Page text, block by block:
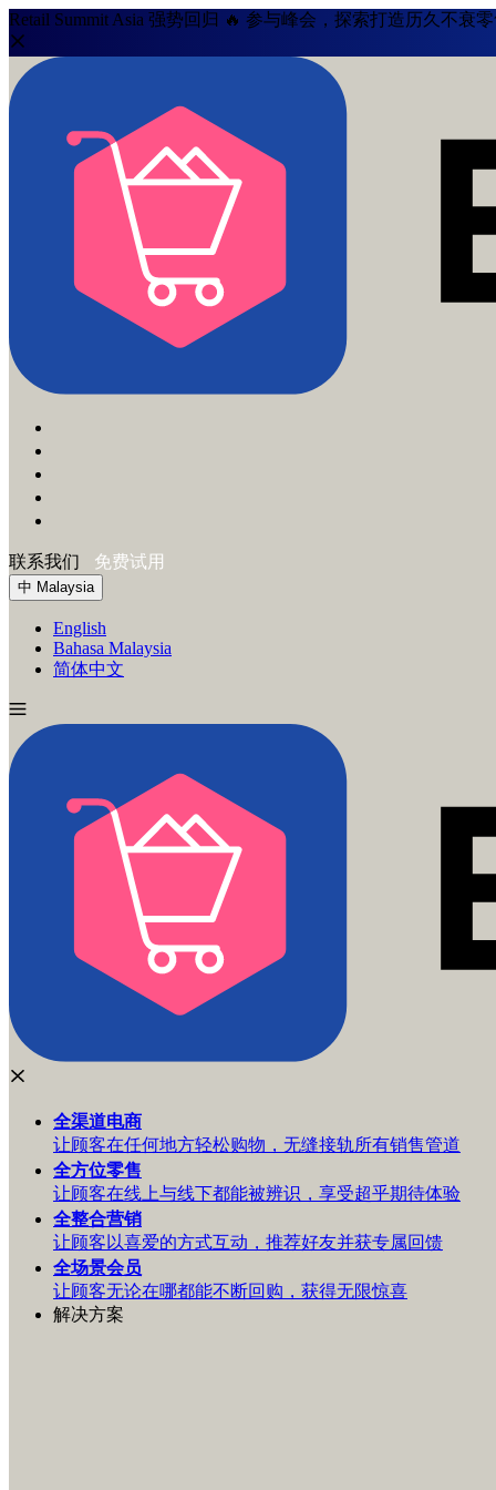
Retail Summit Asia 强势回归 🔥 参与峰会，探索打造历久不衰
联系我们 免费试用
中 Malaysia
English
Bahasa Malaysia
简体中文
全渠道电商
让顾客在任何地方轻松购物，无缝接轨所有销售管道
全方位零售
让顾客在线上与线下都能被辨识，享受超乎期待体验
全整合营销
让顾客以喜爱的方式互动，推荐好友并获专属回馈
全场景会员
让顾客无论在哪都能不断回购，获得无限惊喜
解决方案